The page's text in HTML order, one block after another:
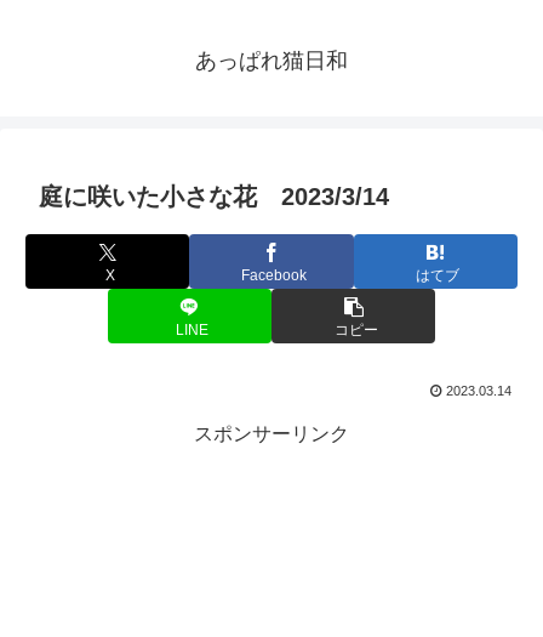
あっぱれ猫日和
庭に咲いた小さな花 2023/3/14
X Facebook はてブ
LINE コピー
2023.03.14
スポンサーリンク